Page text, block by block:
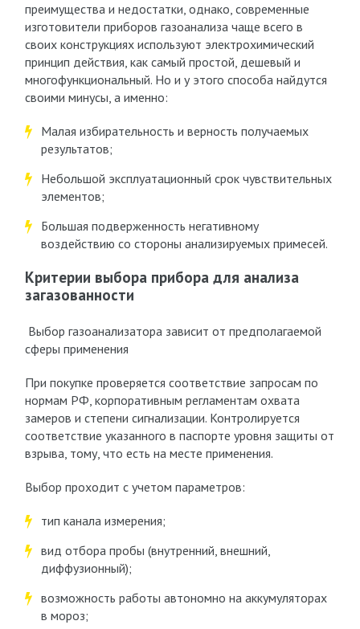
преимущества и недостатки, однако, современные
изготовители приборов газоанализа чаще всего в
своих конструкциях используют электрохимический
принцип действия, как самый простой, дешевый и
многофункциональный. Но и у этого способа найдутся
своими минусы, а именно:
Малая избирательность и верность получаемых
результатов;
Небольшой эксплуатационный срок чувствительных
элементов;
Большая подверженность негативному
воздействию со стороны анализируемых примесей.
Критерии выбора прибора для анализа
загазованности
Выбор газоанализатора зависит от предполагаемой
сферы применения
При покупке проверяется соответствие запросам по
нормам РФ, корпоративным регламентам охвата
замеров и степени сигнализации. Контролируется
соответствие указанного в паспорте уровня защиты от
взрыва, тому, что есть на месте применения.
Выбор проходит с учетом параметров:
тип канала измерения;
вид отбора пробы (внутренний, внешний,
диффузионный);
возможность работы автономно на аккумуляторах
в мороз;